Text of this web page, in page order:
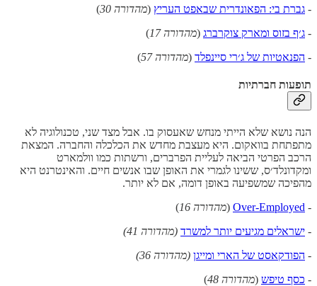
- גברת בי: הפאונדרית שבאפט העריץ (מהדורה 30
)
- ג׳ף בזוס ומארק צוקרברג (מהדורה 17
)
- הפנאטיות של ג׳רי סיינפלד (מהדורה 57 )
תופעות חברתיות
הנה נושא שלא הייתי מנחש שאעסוק בו. אבל מצד שני, טכנולוגיה לא
מתפתחת בוואקום. היא מעצבת מחדש את הכלכלה והחברה. המצאת
הרכב הפרטי הביאה לעליית הפרברים, ורשתות כמו וולמארט
ומקדונלד׳ס, ששינו לגמרי את האופן שבו אנשים חיים. והאינטרנט היא
מהפיכה שמשפיעה באופן דומה, אם לא יותר.
-
Over-Employed
(מהדורה 16
)
- ישראלים מגיעים יותר למשרד (מהדורה 41)
- הפודקאסט של הארי ומייגן (מהדורה 36)
- כסף טיפש (מהדורה 48
)